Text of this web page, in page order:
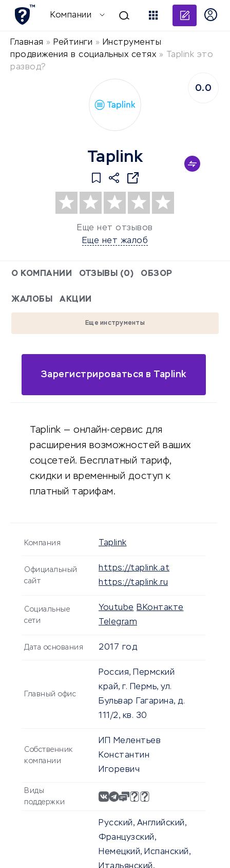
Компании
Главная » Рейтинги » Инструменты
продвижения в социальных сетях »
Taplink это
развод?
Taplink
Еще нет отзывов
Еще нет жалоб
0.0
О КОМПАНИИ ОТЗЫВЫ (0) ОБЗОР
ЖАЛОБЫ АКЦИИ
Еще инструменты
Зарегистрироваться в Taplink
Taplink — онлайн-сервис для
расширения возможностей ваших
соцсетей. Бесплатный тариф,
скидки и временный доступ к
платный тарифам.
Компания Taplink
Официальный
сайт
https://taplink.at
https://taplink.ru
Социальные
сети
Youtube ВКонтакте
Telegram
Дата основания 2017 год
Главный офис
Россия, Пермский
край, г. Пермь, ул.
Бульвар Гагарина, д.
111/2, кв. 30
Собственник
компании
ИП Мелентьев
Константин
Игоревич
Виды
поддержки
Русский, Английский,
Французский,
Немецкий, Испанский,